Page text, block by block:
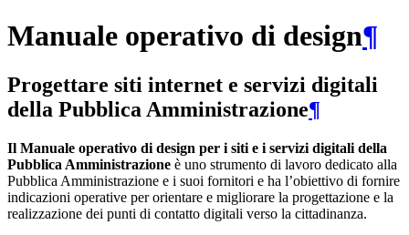
Manuale operativo di design¶
Progettare siti internet e servizi digitali
della Pubblica Amministrazione¶
Il Manuale operativo di design per i siti e i servizi digitali della
Pubblica Amministrazione è uno strumento di lavoro dedicato alla
Pubblica Amministrazione e i suoi fornitori e ha l’obiettivo di fornire
indicazioni operative per orientare e migliorare la progettazione e la
realizzazione dei punti di contatto digitali verso la cittadinanza.